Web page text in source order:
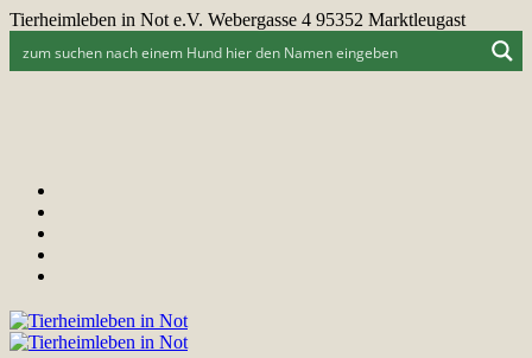
Tierheimleben in Not e.V. Webergasse 4 95352 Marktleugast